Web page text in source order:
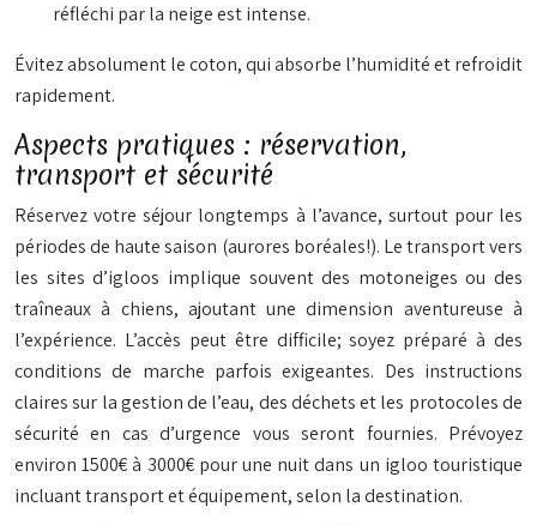
réfléchi par la neige est intense.
Évitez absolument le coton, qui absorbe l’humidité et refroidit
rapidement.
Aspects pratiques : réservation,
transport et sécurité
Réservez votre séjour longtemps à l’avance, surtout pour les
périodes de haute saison (aurores boréales!). Le transport vers
les sites d’igloos implique souvent des motoneiges ou des
traîneaux à chiens, ajoutant une dimension aventureuse à
l’expérience. L’accès peut être difficile; soyez préparé à des
conditions de marche parfois exigeantes. Des instructions
claires sur la gestion de l’eau, des déchets et les protocoles de
sécurité en cas d’urgence vous seront fournies. Prévoyez
environ 1500€ à 3000€ pour une nuit dans un igloo touristique
incluant transport et équipement, selon la destination.